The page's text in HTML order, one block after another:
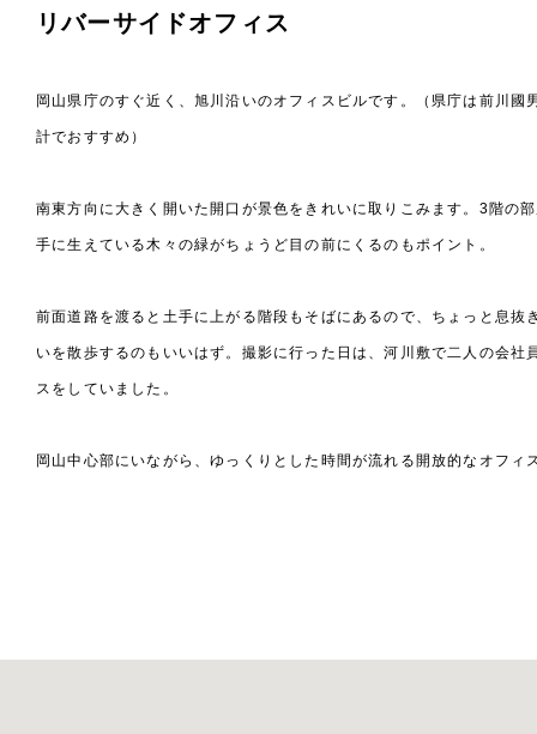
リバーサイドオフィス
岡山県庁のすぐ近く、旭川沿いのオフィスビルです。（県庁は前川國
計でおすすめ）
南東方向に大きく開いた開口が景色をきれいに取りこみます。3階の
手に生えている木々の緑がちょうど目の前にくるのもポイント。
前面道路を渡ると土手に上がる階段もそばにあるので、ちょっと息抜
いを散歩するのもいいはず。撮影に行った日は、河川敷で二人の会社
スをしていました。
岡山中心部にいながら、ゆっくりとした時間が流れる開放的なオフィ